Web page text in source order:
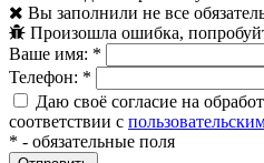
Вы заполнили не все
Произошла ошибка,
Ваше имя: *
Телефон: *
Даю своё согласие на
соответствии с
* - обязательные поля